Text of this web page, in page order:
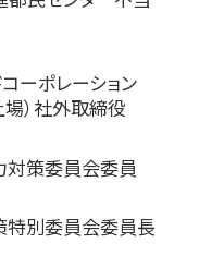
ーポレーション
）社外取締役
策委員会委員
別委員会委員長